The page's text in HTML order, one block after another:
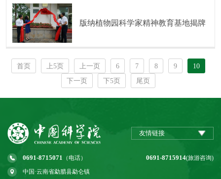
版纳植物园科学家精神教育基地揭牌
首页 上5页 上一页 6 7 8 9
10
下一页
下5页 尾页
友情链接
0691-8715071 （电话） 0691-8715914(旅游咨询)
中国·云南省勐腊县勐仑镇